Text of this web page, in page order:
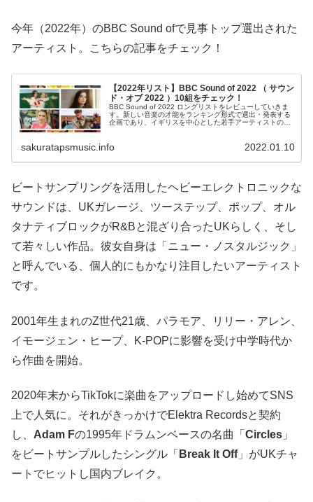
今年（2022年）のBBC Sound ofで見事トップ選出された
アーティスト。こちらの記事をチェック！
【2022年リスト】BBC Sound of 2022 （ サウン
ド・オブ 2022 ）10組をチェック！
BBC Sound of 2022 ロングリストをレビューしていきま
す。新しい音楽の才能をランキング形式で選出・発表する
企画であり、イギリスを中心とした若手アーティストの登
sakuratapsmusic.info 2022.01.10
ビートサンプリングを活用したヘビーエレクトロニックな
サウンドは、UKガレージ、ツーステップ、ポップ、オル
タナティブロックがR&Bと混ざり合ったUKらしく、そし
て若々しい作品。彼女自身は「ニュー・ノスタルジック」
と呼んでいる、個人的にもかなり注目したいアーティスト
です。
2001年生まれのZ世代21歳、パラモア、リリー・アレン、
イモージェン・ヒープ、K-POPに影響を受け中学時代か
ら作曲を開始。
2020年末からTikTokに楽曲をアップロードし始めてSNS
上で人気に。それがきっかけでElektra Recordsと契約
し、 Adam Fの1995年ドラムンベースの名曲「 Circles 」
をビートサンプルしたシングル「 Break It Off」がUKチャ
ートでヒットし国内ブレイク。